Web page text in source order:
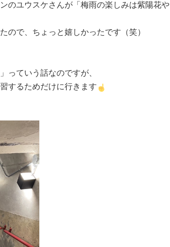
のユウスケさんが「梅雨の楽しみは紫陽花
ので、ちょっと嬉しかったです（笑）
っていう話なのですが、
するためだけに行きます